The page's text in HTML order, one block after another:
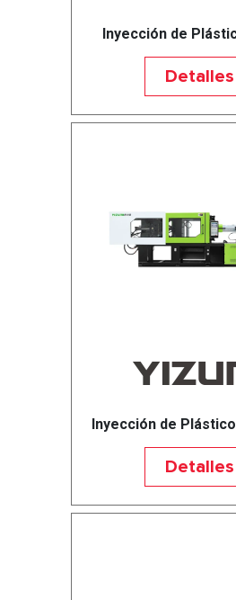
Inyección de
Detalles
Inyección de
Detalles